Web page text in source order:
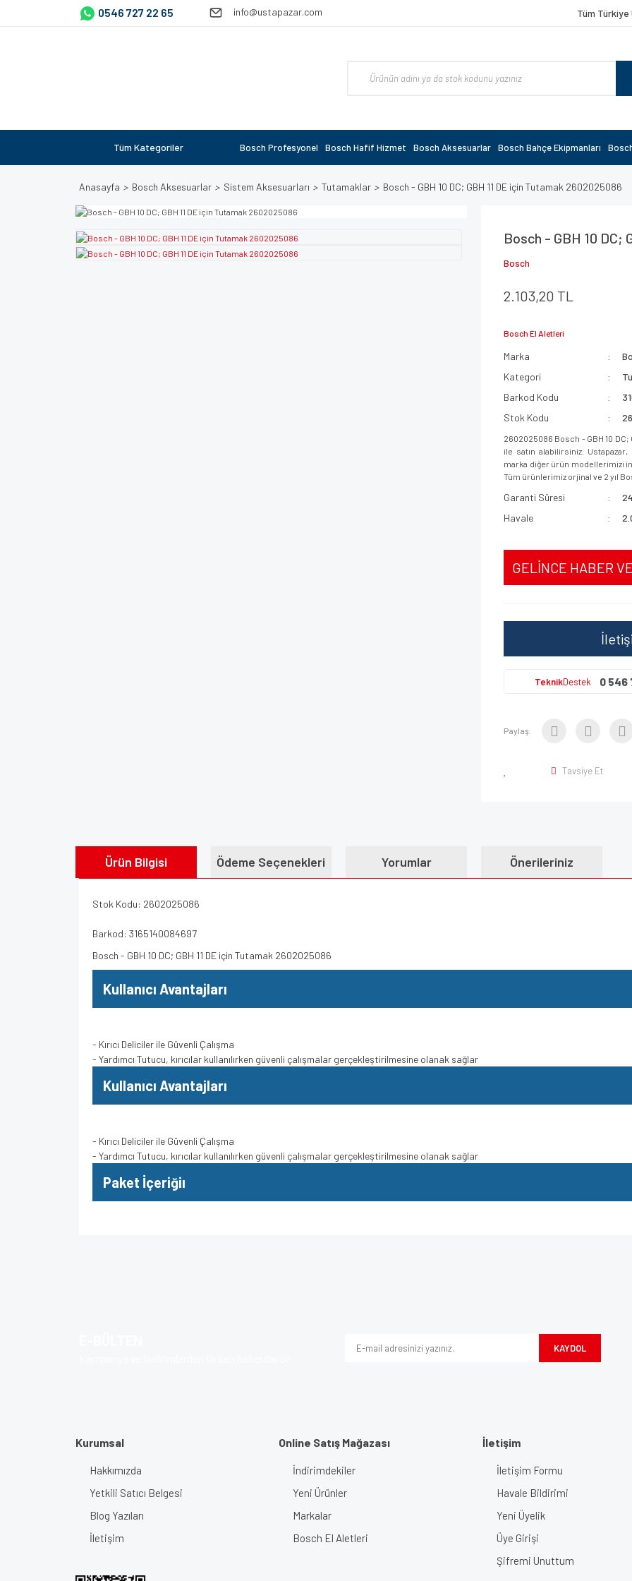
0546 727 22 65 info@ustapazar.com Tüm
Tüm Kategoriler Bosch Profesyonel Bosch Hafif Hizmet Bosch Aksesuarlar Bosch Bahçe Ekipmanları
Anasayfa Bosch Aksesuarlar Sistem Aksesuarları Tutamaklar Bosch - GBH 10 DC; GBH 11 DE için Tutamak 2602025086
Bosch - GBH 10 DC;
Bosch
2.103,20 TL
Bosch El Aletleri
Marka
Kategori
Barkod Kodu
Stok Kodu
2602025086 Bosch - GBH 10
ile satın alabilirsiniz.
marka diğer ürün modellerimizi
Tüm ürünlerimiz orjinal ve 2 yıl
Garanti Süresi
Havale
GELİNCE HABER
TeknikDestek 0 546
Paylaş:
Tavsiye Et
Ürün Bilgisi Ödeme Seçenekleri Yorumlar Önerileriniz
Stok Kodu: 2602025086
Barkod: 3165140084697
Bosch - GBH 10 DC; GBH 11 DE için Tutamak 2602025086
Kullanıcı Avantajları
- Kırıcı Deliciler ile Güvenli Çalışma
- Yardımcı Tutucu, kırıcılar kullanılırken güvenli çalışmalar gerçekleştirilmesine olanak sağlar
Kullanıcı Avantajları
- Kırıcı Deliciler ile Güvenli Çalışma
- Yardımcı Tutucu, kırıcılar kullanılırken güvenli çalışmalar gerçekleştirilmesine olanak sağlar
Paket İçeriğiı
KAYDOL
Kurumsal
Hakkımızda
Yetkili Satıcı Belgesi
Blog Yazıları
İletişim
Online Satış Mağazası
İndirimdekiler
Yeni Ürünler
Markalar
Bosch El Aletleri
İletişim
İletişim Formu
Havale Bildirimi
Yeni Üyelik
Üye Girişi
Şifremi Unuttum